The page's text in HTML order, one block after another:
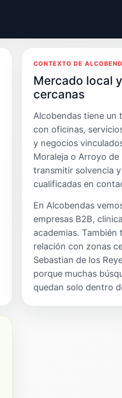
CONTEXTO DE
Mercado local
cercanas
Alcobendas tiene un
con oficinas,
y negocios
Moraleja o Arroyo de
transmitir solvencia
cualificadas en
En Alcobendas
empresas B2B,
academias. También
relación con zonas
Sebastian de los
porque muchas
quedan solo dentro